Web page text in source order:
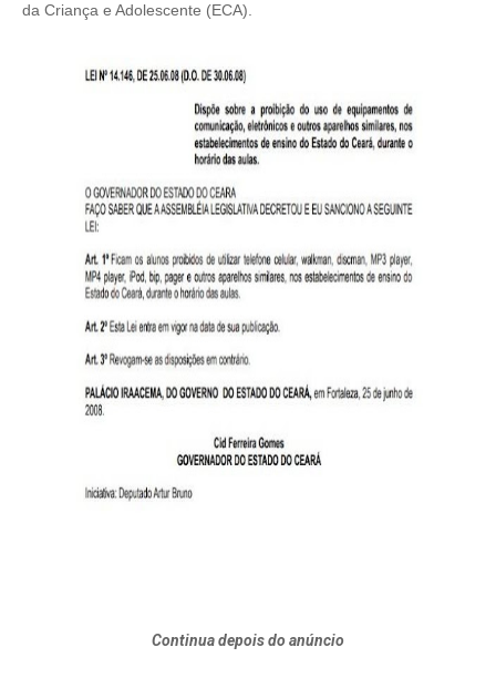
da Criança e Adolescente (ECA).
Continua depois do anúncio